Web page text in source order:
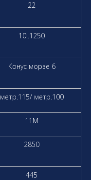
22
10..1250
Конус морзе 6
метр.115/ метр.100
11М
2850
445